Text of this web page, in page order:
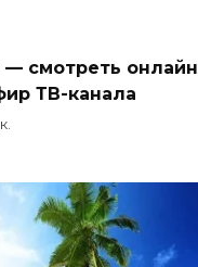
— смотреть онлайн
ТВ-канала